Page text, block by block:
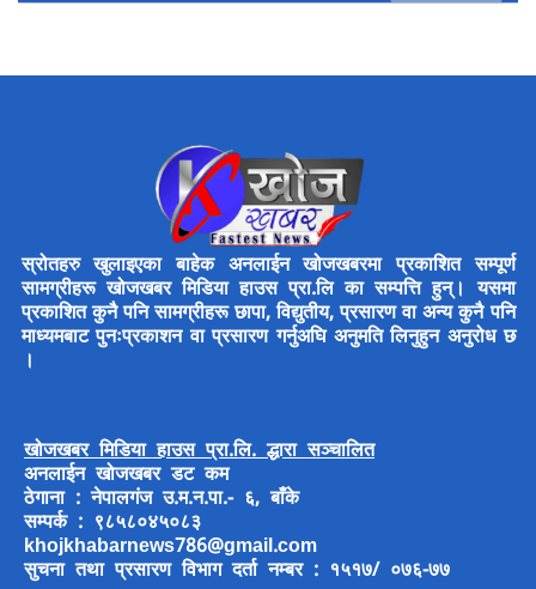
स्रोतहरु खुलाइएका बाहेक अनलाईन खोजखबरमा प्रकाशित सम्पूर्ण
सामग्रीहरू खोजखबर मिडिया हाउस प्रा.लि का सम्पत्ति हुन्। यसमा
प्रकाशित कुनै पनि सामग्रीहरू छापा, विद्युतीय, प्रसारण वा अन्य कुनै पनि
माध्यमबाट पुनःप्रकाशन वा प्रसारण गर्नुअघि अनुमति लिनुहुन अनुरोध छ
।
खोजखबर मिडिया हाउस प्रा.लि. द्धारा सञ्चालित
अनलाईन खोजखबर डट कम
ठेगाना : नेपालगंज उ.म.न.पा.- ६, बाँके
सम्पर्क : ९८५८०४५०८३
khojkhabarnews786@gmail.com
सुचना तथा प्रसारण विभाग दर्ता नम्बर : १५१७/ ०७६-७७